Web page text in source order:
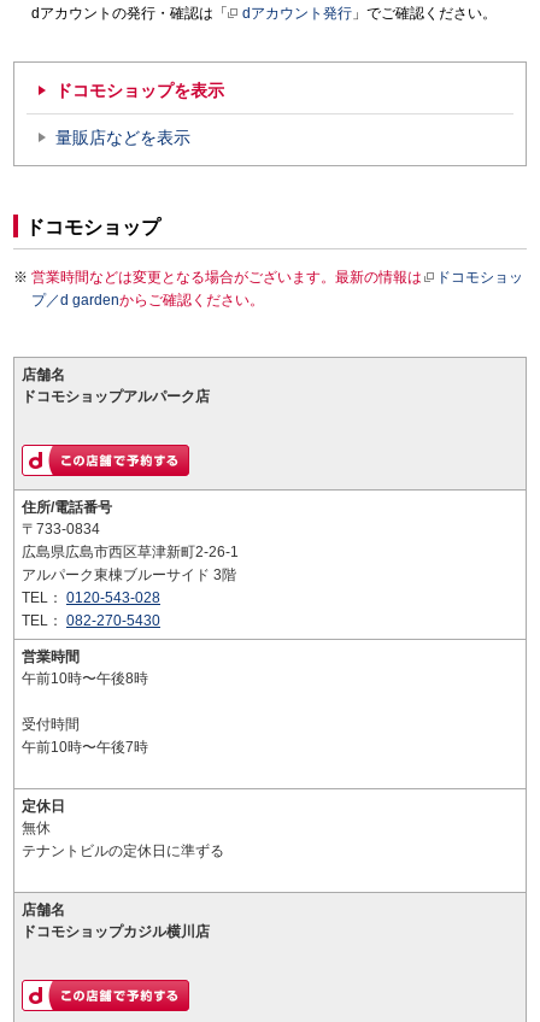
dアカウントの発行・確認は「
dアカウント発行 」でご確認ください。
ドコモショップを表示
量販店などを表示
ドコモショップ
営業時間などは変更となる場合がございます。最新の情報は
ドコモショッ
プ／d gardenからご確認ください。
店舗名
ドコモショップアルパーク店
住所/電話番号
〒733-0834
広島県広島市西区草津新町2-26-1
アルパーク東棟ブルーサイド 3階
TEL： 0120-543-028
TEL： 082-270-5430
営業時間
午前10時〜午後8時
受付時間
午前10時〜午後7時
定休日
無休
テナントビルの定休日に準ずる
店舗名
ドコモショップカジル横川店